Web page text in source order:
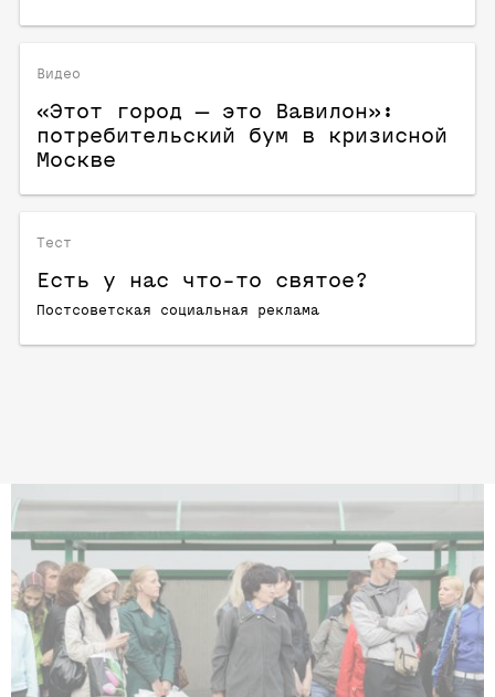
Видео
«Этот город — это Вавилон»:
потребительский бум в кризисной
Москве
Тест
Есть у нас что-то святое?
Постсоветская социальная реклама